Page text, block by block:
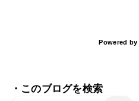
Powered by
・このブログを検索